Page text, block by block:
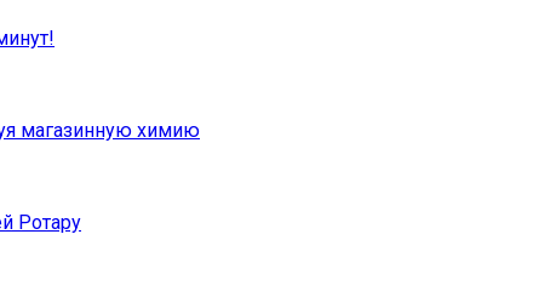
магазинную химию
Ротару